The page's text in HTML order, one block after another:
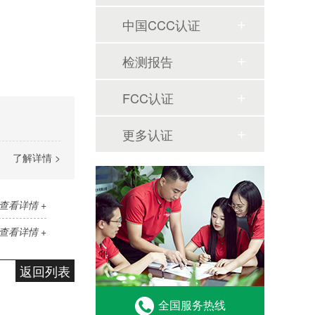
了解详情 >
看详情 +
看详情 +
返回列表
中国CCC认证
检测报告
FCC认证
更多认证
全国服务热线